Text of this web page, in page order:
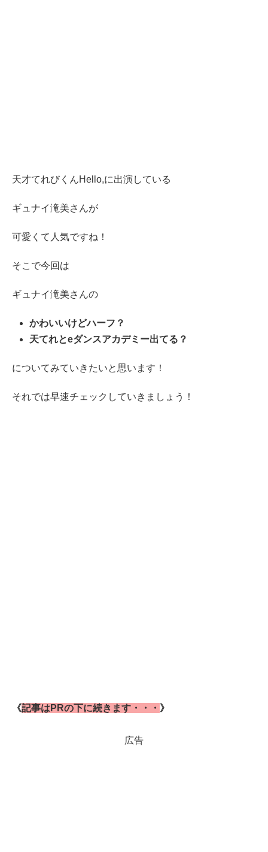
天才てれびくんHello,に出演している
ギュナイ滝美さんが
可愛くて人気ですね！
そこで今回は
ギュナイ滝美さんの
かわいいけどハーフ？
天てれとeダンスアカデミー出てる？
についてみていきたいと思います！
それでは早速チェックしていきましょう！
《記事はPRの下に続きます・・・ 》
広告